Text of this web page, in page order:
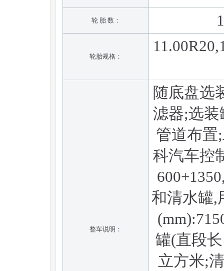
轮 胎 数：
轮胎规格：
整车说明：
随底盘选
滤器;选装
管道布置
科汽车控
和清水罐,
罐(直段
立方米;